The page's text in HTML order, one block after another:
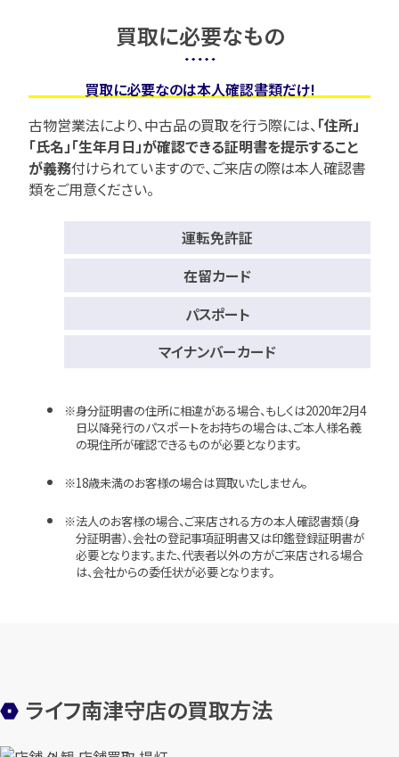
買取に必要なもの
買取に必要なのは本人確認書類だけ!
古物営業法により、中古品の買取を行う際には、「住所」
「氏名」「生年月日」が確認できる証明書を提示すること
が義務付けられていますので、ご来店の際は本人確認書
類をご用意ください。
運転免許証
在留カード
パスポート
マイナンバーカード
身分証明書の住所に相違がある場合、もしくは2020年2月4
日以降発行のパスポートをお持ちの場合は、ご本人様名義
の現住所が確認できるものが必要となります。
18歳未満のお客様の場合は買取いたしません。
法人のお客様の場合、ご来店される方の本人確認書類（身
分証明書）、会社の登記事項証明書又は印鑑登録証明書が
必要となります。また、代表者以外の方がご来店される場合
は、会社からの委任状が必要となります。
ライフ南津守店の買取方法